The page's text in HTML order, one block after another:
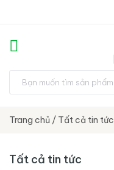
Trang chủ / Tất cả tin tức
Tất cả tin tức